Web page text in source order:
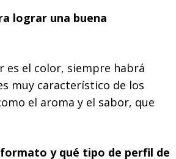
lograr una buena
es el color, siempre habrá
muy característico de los
el aroma y el sabor, que
formato y qué tipo de perfil de